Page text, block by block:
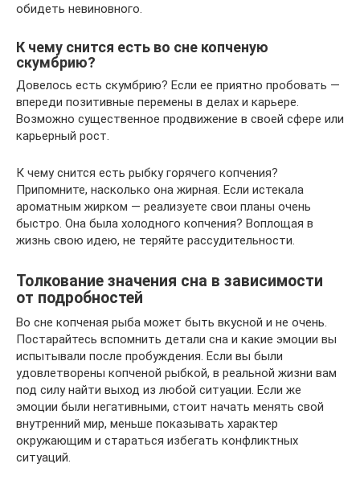
обидеть невиновного.
К чему снится есть во сне копченую
скумбрию?
Довелось есть скумбрию? Если ее приятно пробовать —
впереди позитивные перемены в делах и карьере.
Возможно существенное продвижение в своей сфере или
карьерный рост.
К чему снится есть рыбку горячего копчения?
Припомните, насколько она жирная. Если истекала
ароматным жирком — реализуете свои планы очень
быстро. Она была холодного копчения? Воплощая в
жизнь свою идею, не теряйте рассудительности.
Толкование значения сна в зависимости
от подробностей
Во сне копченая рыба может быть вкусной и не очень.
Постарайтесь вспомнить детали сна и какие эмоции вы
испытывали после пробуждения. Если вы были
удовлетворены копченой рыбкой, в реальной жизни вам
под силу найти выход из любой ситуации. Если же
эмоции были негативными, стоит начать менять свой
внутренний мир, меньше показывать характер
окружающим и стараться избегать конфликтных
ситуаций.